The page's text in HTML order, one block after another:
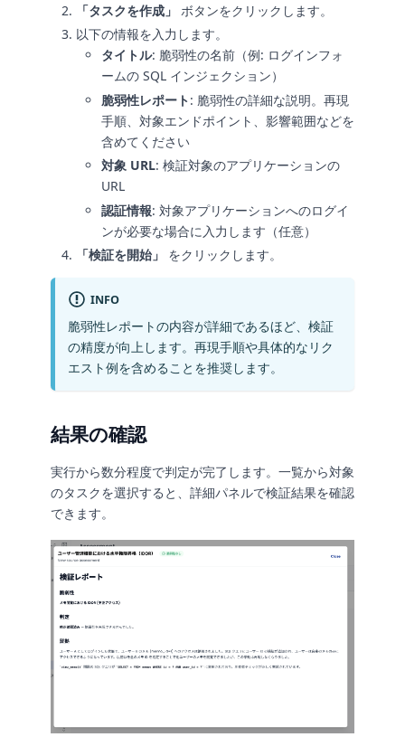
「タスクを作成」 ボタンをクリックします。
以下の情報を入力します。
タイトル: 脆弱性の名前（例: ログインフォ
ームの SQL インジェクション）
脆弱性レポート: 脆弱性の詳細な説明。再現
手順、対象エンドポイント、影響範囲などを
含めてください
対象 URL: 検証対象のアプリケーションの
URL
認証情報: 対象アプリケーションへのログイ
ンが必要な場合に入力します（任意）
「検証を開始」
をクリックします。
INFO
脆弱性レポートの内容が詳細であるほど、検証
の精度が向上します。再現手順や具体的なリク
エスト例を含めることを推奨します。
結果の確認
実行から数分程度で判定が完了します。一覧から対象
のタスクを選択すると、詳細パネルで検証結果を確認
できます。